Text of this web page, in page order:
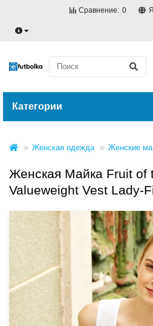
Сравнение: 0
Категории
Женская одежда Женские
Женская Майка Fruit of
Valueweight Vest Lady-